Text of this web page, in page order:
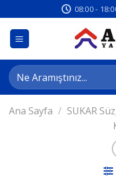
atla
08:00 -
Ara:
Ana Sayfa / SUKAR